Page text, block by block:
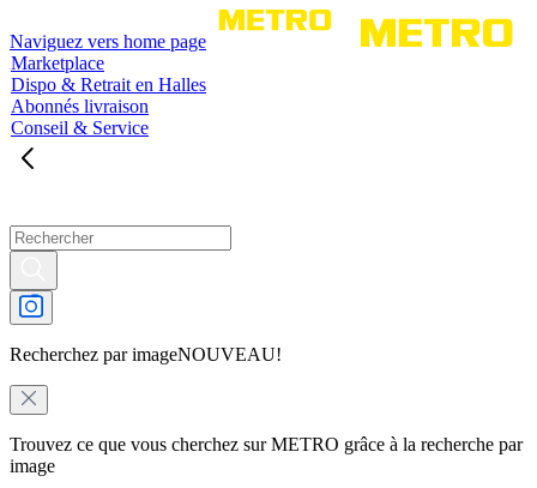
Naviguez vers home page
Marketplace
Dispo & Retrait en Halles
Abonnés livraison
Conseil & Service
Recherchez par imageNOUVEAU!
Trouvez ce que vous cherchez sur METRO grâce à la recherche par
image